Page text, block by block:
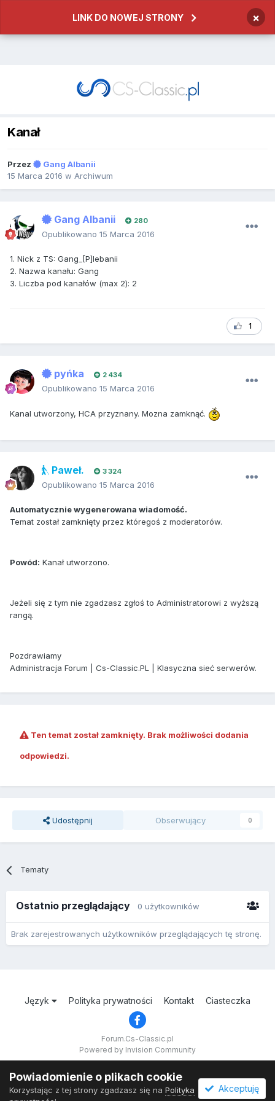
LINK DO NOWEJ STRONY ×
Kanał
Przez
Gang Albanii
15 Marca 2016 w Archiwum
Gang Albanii 280
Opublikowano 15 Marca 2016
1. Nick z TS: Gang_[P]lebanii
2. Nazwa kanału: Gang
3. Liczba pod kanałów (max 2): 2
1
pyńka 2 434
Opublikowano 15 Marca 2016
Kanal utworzony, HCA przyznany. Mozna zamknąć.
Paweł. 3 324
Opublikowano 15 Marca 2016
Automatycznie wygenerowana wiadomość.
Temat został zamknięty przez któregoś z moderatorów.
Powód: Kanał utworzono.
Jeżeli się z tym nie zgadzasz zgłoś to Administratorowi z wyższą
rangą.
Pozdrawiamy
Administracja Forum | Cs-Classic.PL | Klasyczna sieć serwerów.
Ten temat został zamknięty. Brak możliwości dodania
odpowiedzi.
Udostępnij Obserwujący 0
Tematy
Ostatnio przeglądający 0 użytkowników
Brak zarejestrowanych użytkowników przeglądających tę stronę.
Język Polityka prywatności Kontakt Ciasteczka
Forum.Cs-Classic.pl
Powered by Invision Community
Powiadomienie o plikach cookie
Korzystając z tej strony zgadzasz się na Polityka
Akceptuję